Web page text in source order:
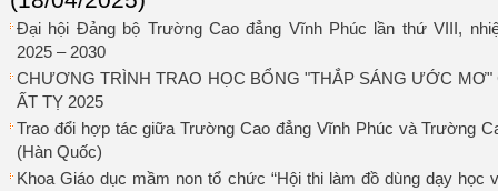
Đại hội Đảng bộ Trường Cao đẳng Vĩnh Phúc lần thứ VIII,
2025 – 2030
CHƯƠNG TRÌNH TRAO HỌC BỔNG "THẮP SÁNG ƯỚC MƠ"
ẤT TỴ 2025
Trao đổi hợp tác giữa Trường Cao đẳng Vĩnh Phúc và Trường
(Hàn Quốc)
Khoa Giáo dục mầm non tổ chức “Hội thi làm đồ dùng dạy